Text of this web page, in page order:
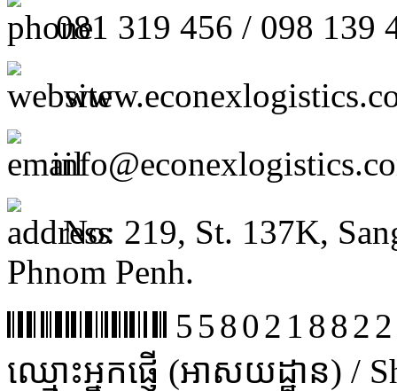
081 319 456 / 098 139
No: 219, St. 137K,
Phnom Penh.
5580218822
ឈ្មោះអ្នកផ្ញើ (អាសយដ្ឋាន) /